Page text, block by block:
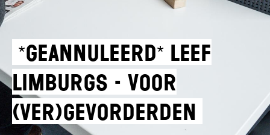
*GEANNULEERD* Leef
Limburgs - voor
(ver)gevorderden